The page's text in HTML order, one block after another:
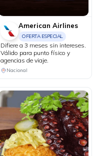
American Airlines
OFERTA ESPECIAL
Difiere a 3 meses sin intereses.
Válido para punto físico y
agencias de viaje.
Nacional